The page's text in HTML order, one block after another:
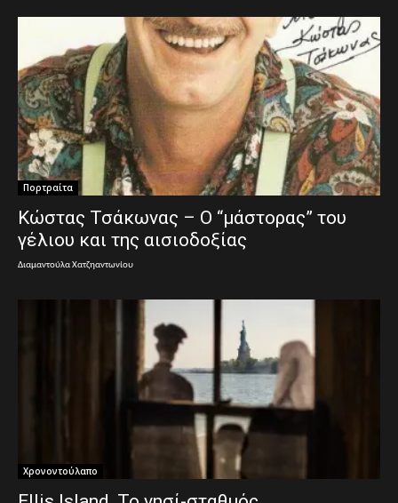
Πορτραίτα
Κώστας Τσάκωνας – Ο “μάστορας” του
γέλιου και της αισιοδοξίας
Διαμαντούλα Χατζηαντωνίου
Χρονοντούλαπο